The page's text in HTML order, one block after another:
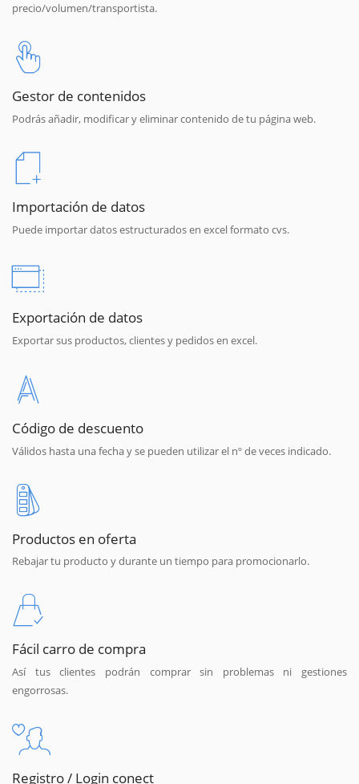
precio/volumen/transportista.
Gestor de contenidos
Podrás añadir, modificar y eliminar contenido de tu página web.
Importación de datos
Puede importar datos estructurados en excel formato cvs.
Exportación de datos
Exportar sus productos, clientes y pedidos en excel.
Código de descuento
Válidos hasta una fecha y se pueden utilizar el nº de veces indicado.
Productos en oferta
Rebajar tu producto y durante un tiempo para promocionarlo.
Fácil carro de compra
Así tus clientes podrán comprar sin problemas ni gestiones
engorrosas.
Registro / Login conect